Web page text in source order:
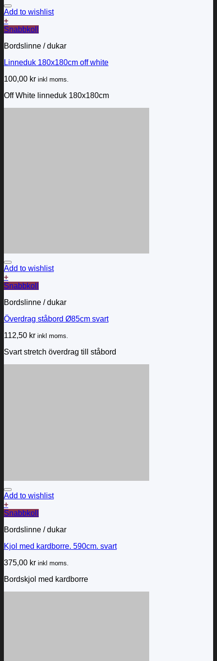
Add to wishlist
+
Snabbkoll
Bordslinne / dukar
Linneduk 180x180cm off white
100,00 kr inkl moms.
Off White linneduk 180x180cm
Add to wishlist
+
Snabbkoll
Bordslinne / dukar
Överdrag ståbord Ø85cm svart
112,50 kr inkl moms.
Svart stretch överdrag till ståbord
Add to wishlist
+
Snabbkoll
Bordslinne / dukar
Kjol med kardborre. 590cm. svart
375,00 kr inkl moms.
Bordskjol med kardborre